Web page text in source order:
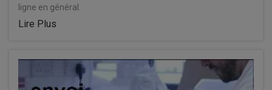
ligne en général.
Lire Plus